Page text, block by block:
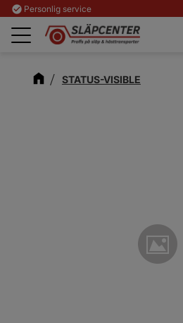
Meny
check_circle Personlig service
STATUS-VISIBLE